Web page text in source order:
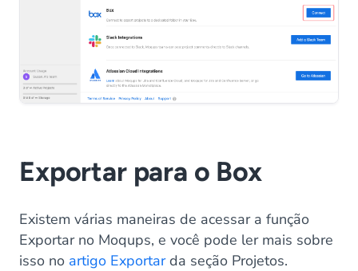
Exportar para o Box
Existem várias maneiras de acessar a função
Exportar no Moqups, e você pode ler mais sobre
isso no artigo Exportarda seção Projetos.